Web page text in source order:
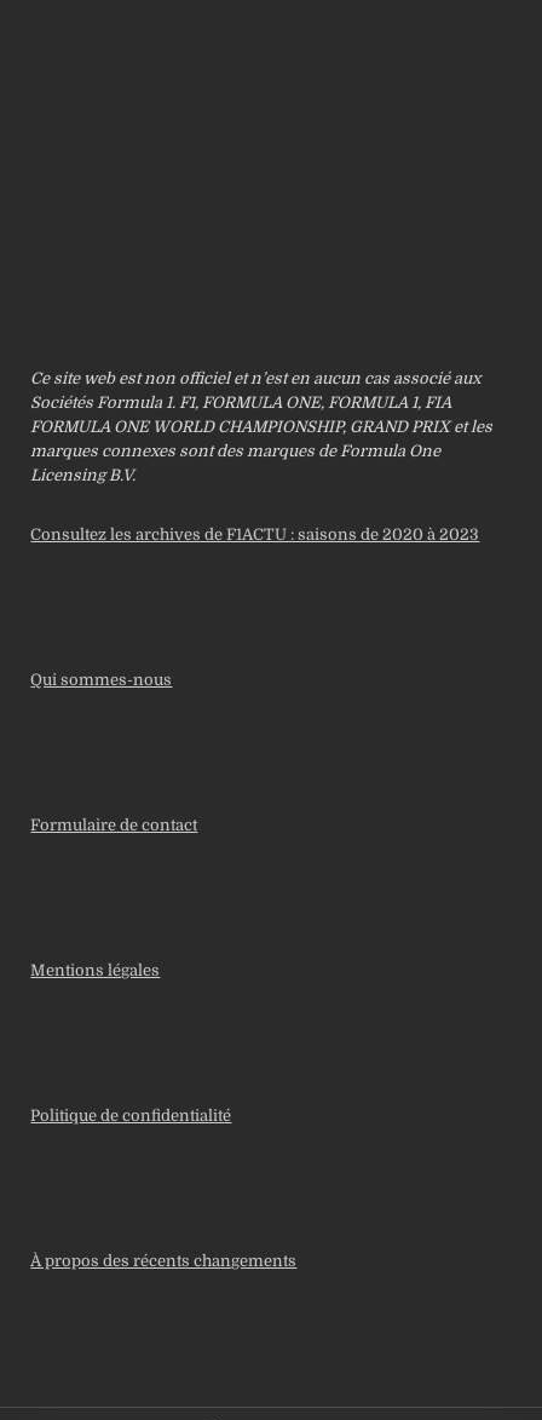
Ce site web est non officiel et n’est en aucun cas associé aux
Sociétés Formula 1. F1, FORMULA ONE, FORMULA 1, FIA
FORMULA ONE WORLD CHAMPIONSHIP, GRAND PRIX et les
marques connexes sont des marques de Formula One
Licensing B.V.
Consultez les archives de F1ACTU : saisons de 2020 à 2023
Qui sommes-nous
Formulaire de contact
Mentions légales
Politique de confidentialité
À propos des récents changements